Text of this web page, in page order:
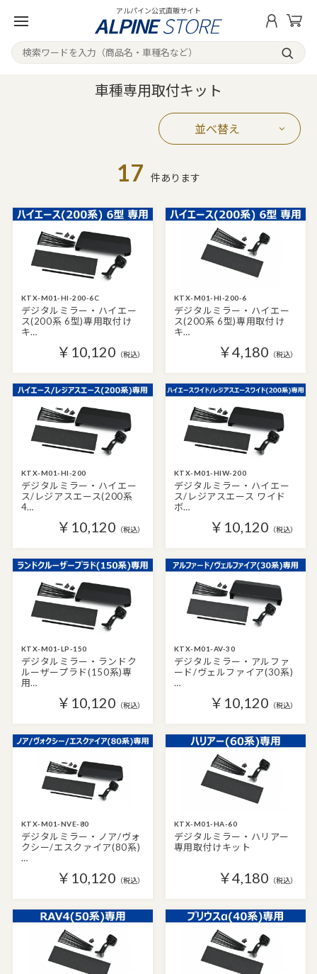
アルパイン公式直販サイト
車種専用取付キット
並べ替え
17 件あります
KTX-M01-HI-200-6C
デジタルミラー・ハイエー
ス(200系 6型)専用取付け
キ…
￥10,120 （税込）
KTX-M01-HI-200-6
デジタルミラー・ハイエー
ス(200系 6型)専用取付け
キ…
￥4,180 （税込）
KTX-M01-HI-200
デジタルミラー・ハイエー
ス/レジアスエース(200系
4…
￥10,120 （税込）
KTX-M01-HIW-200
デジタルミラー・ハイエー
ス/レジアスエース ワイド
ボ…
￥10,120 （税込）
KTX-M01-LP-150
デジタルミラー・ランドク
ルーザープラド(150系)専
用…
￥10,120 （税込）
KTX-M01-AV-30
デジタルミラー・アルファ
ード/ヴェルファイア(30系)
…
￥10,120 （税込）
KTX-M01-NVE-80
デジタルミラー・ノア/ヴォ
クシー/エスクァイア(80系)
…
￥10,120 （税込）
KTX-M01-HA-60
デジタルミラー・ハリアー
専用取付けキット
￥4,180 （税込）